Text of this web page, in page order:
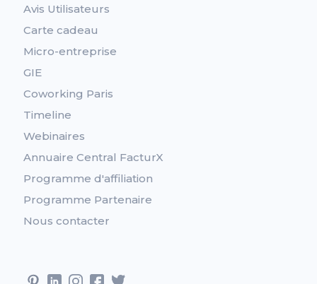
Avis Utilisateurs
Carte cadeau
Micro-entreprise
GIE
Coworking Paris
Timeline
Webinaires
Annuaire Central FacturX
Programme d'affiliation
Programme Partenaire
Nous contacter